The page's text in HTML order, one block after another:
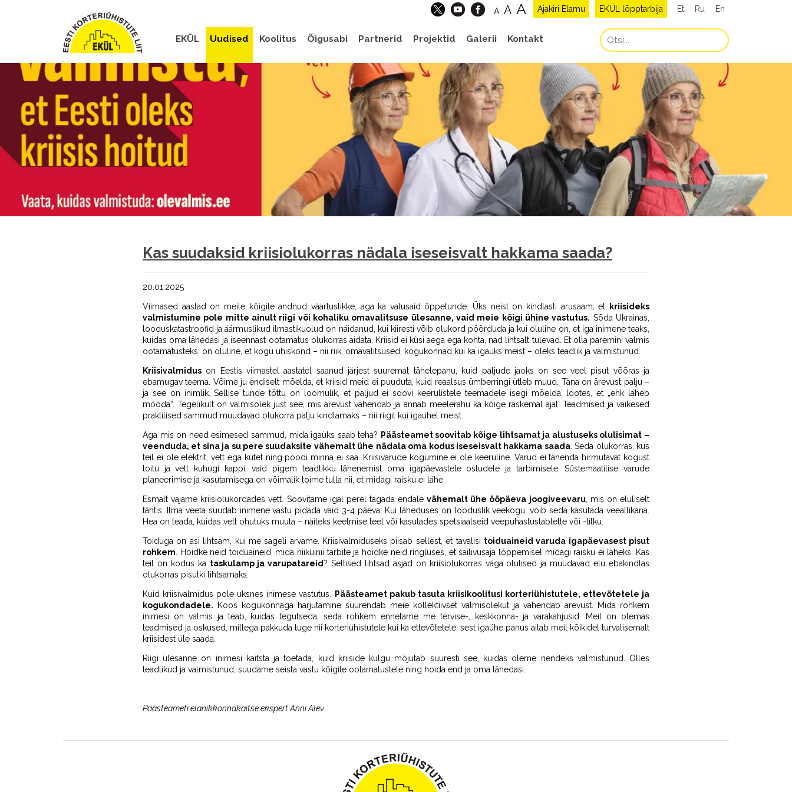
Et Ru En
EKÜL lõpptarbija
Ajakiri Elamu
A A A
EKÜL Uudised Koolitus Õigusabi Partnerid Projektid Galerii Kontakt
Kas suudaksid kriisiolukorras nädala iseseisvalt hakkama saada?
20.01.2025
Viimased aastad on meile kõigile andnud väärtuslikke, aga ka valusaid õppetunde. Üks neist on kindlasti arusaam, et
kriisideks
valmistumine pole mitte ainult riigi või kohaliku omavalitsuse ülesanne, vaid meie kõigi ühine vastutus. Sõda Ukrainas,
looduskatastroofid ja äärmuslikud ilmastikuolud on näidanud, kui kiiresti võib olukord pöörduda ja kui oluline on, et iga inimene teaks,
kuidas oma lähedasi ja iseennast ootamatus olukorras aidata. Kriisid ei küsi aega ega kohta, nad lihtsalt tulevad. Et olla paremini valmis
ootamatusteks, on oluline, et kogu ühiskond – nii riik, omavalitsused, kogukonnad kui ka igaüks meist – oleks teadlik ja valmistunud.
Kriisivalmidus on Eestis viimastel aastatel saanud järjest suuremat tähelepanu, kuid paljude jaoks on see veel pisut võõras ja
ebamugav teema. Võime ju endiselt mõelda, et kriisid meid ei puuduta, kuid reaalsus ümberringi ütleb muud. Täna on ärevust palju –
ja see on inimlik. Sellise tunde tõttu on loomulik, et paljud ei soovi keerulistele teemadele isegi mõelda, lootes, et „ehk läheb
mööda“. Tegelikult on valmisolek just see, mis ärevust vähendab ja annab meelerahu ka kõige raskemal ajal. Teadmised ja väikesed
praktilised sammud muudavad olukorra palju kindlamaks – nii riigil kui igaühel meist.
Aga mis on need esimesed sammud, mida igaüks saab teha? Päästeamet soovitab kõige lihtsamat ja alustuseks olulisimat –
veenduda, et sina ja su pere suudaksite vähemalt ühe nädala oma kodus iseseisvalt hakkama saada. Seda olukorras, kus
teil ei ole elektrit, vett ega kütet ning poodi minna ei saa. Kriisivarude kogumine ei ole keeruline. Varud ei tähenda hirmutavat kogust
toitu ja vett kuhugi kappi, vaid pigem teadlikku lähenemist oma igapäevastele ostudele ja tarbimisele. Süstemaatilise varude
planeerimise ja kasutamisega on võimalik toime tulla nii, et midagi raisku ei lähe.
Esmalt vajame kriisiolukordades vett. Soovitame igal perel tagada endalevähemalt ühe ööpäeva joogiveevaru, mis on eluliselt
tähtis. Ilma veeta suudab inimene vastu pidada vaid 3-4 päeva. Kui läheduses on looduslik veekogu, võib seda kasutada veeallikana.
Hea on teada, kuidas vett ohutuks muuta – näiteks keetmise teel või kasutades spetsiaalseid veepuhastustablette või -tilku.
Toiduga on asi lihtsam, kui me sageli arvame. Kriisivalmiduseks piisab sellest, et tavalisi toiduaineid varuda igapäevasest pisut
rohkem . Hoidke neid toiduaineid, mida niikuinii tarbite ja hoidke neid ringluses, et säilivusaja lõppemisel midagi raisku ei läheks. Kas
teil on kodus ka taskulamp ja varupatareid? Sellised lihtsad asjad on kriisiolukorras väga olulised ja muudavad elu ebakindlas
olukorras pisutki lihtsamaks.
Kuid kriisivalmidus pole üksnes inimese vastutus.
Päästeamet pakub tasuta kriisikoolitusi korteriühistutele, ettevõtetele ja
kogukondadele. Koos kogukonnaga harjutamine suurendab meie kollektiivset valmisolekut ja vähendab ärevust. Mida rohkem
inimesi on valmis ja teab, kuidas tegutseda, seda rohkem ennetame me tervise-, keskkonna- ja varakahjusid. Meil on olemas
teadmised ja oskused, millega pakkuda tuge nii korteriühistutele kui ka ettevõtetele, sest igaühe panus aitab meil kõikidel turvalisemalt
kriisidest üle saada.
Riigi ülesanne on inimesi kaitsta ja toetada, kuid kriiside kulgu mõjutab suuresti see, kuidas oleme nendeks valmistunud. Olles
teadlikud ja valmistunud, suudame seista vastu kõigile ootamatustele ning hoida end ja oma lähedasi.
Päästeameti elanikkonnakaitse ekspert Anni Alev